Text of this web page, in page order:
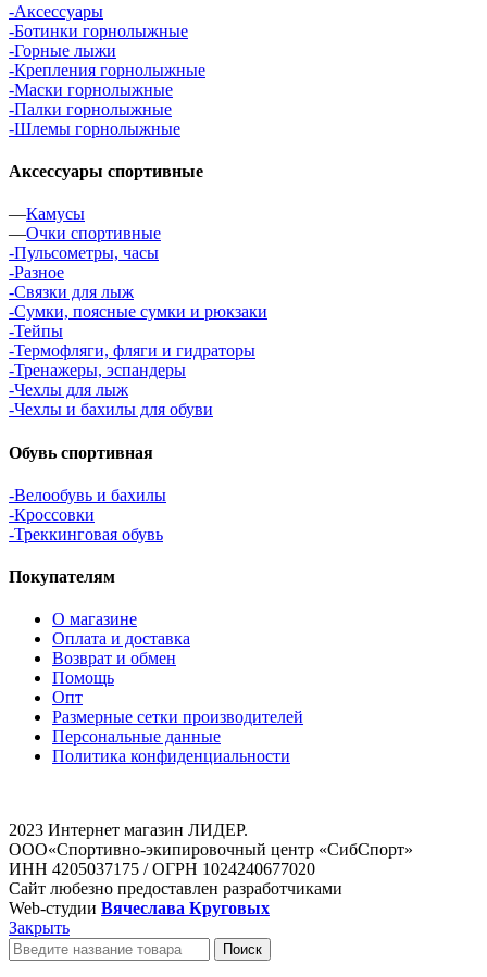
-Аксессуары
-Ботинки горнолыжные
-Горные лыжи
-Крепления горнолыжные
-Маски горнолыжные
-Палки горнолыжные
-Шлемы горнолыжные
Аксессуары спортивные
—Камусы
—Очки спортивные
-Пульсометры, часы
-Разное
-Связки для лыж
-Сумки, поясные сумки и рюкзаки
-Тейпы
-Термофляги, фляги и гидраторы
-Тренажеры, эспандеры
-Чехлы для лыж
-Чехлы и бахилы для обуви
Обувь спортивная
-Велообувь и бахилы
-Кроссовки
-Треккинговая обувь
Покупателям
О магазине
Оплата и доставка
Возврат и обмен
Помощь
Опт
Размерные сетки производителей
Персональные данные
Политика конфиденциальности
2023 Интернет магазин ЛИДЕР.
ООО«Спортивно-экипировочный центр «СибСпорт»
ИНН 4205037175 / ОГРН 1024240677020
Сайт любезно предоставлен разработчиками
Web-студии Вячеслава Круговых
Закрыть
Поиск